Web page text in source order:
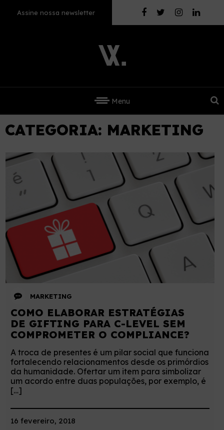
Assine nossa newsletter
Menu
CATEGORIA: MARKETING
MARKETING
COMO ELABORAR ESTRATÉGIAS
DE GIFTING PARA C-LEVEL SEM
COMPROMETER O COMPLIANCE?
A troca de presentes é um pilar social que funciona
fortalecendo relacionamentos desde os primórdios
da humanidade. Ofertar um item para simbolizar
um acordo entre duas populações, por exemplo, é
[…]
16 fevereiro, 2018